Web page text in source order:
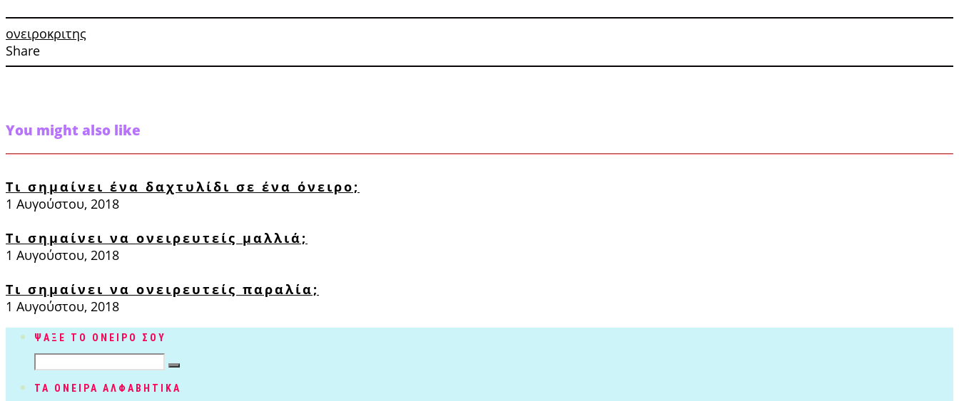
ονειροκριτης
Share
You might also like
Τι σημαίνει ένα δαχτυλίδι σε ένα όνειρο;
1 Αυγούστου, 2018
Τι σημαίνει να ονειρευτείς μαλλιά;
1 Αυγούστου, 2018
Τι σημαίνει να ονειρευτείς παραλία;
1 Αυγούστου, 2018
ΨΑΞΕ ΤΟ ΟΝΕΙΡΟ ΣΟΥ
ΤΑ ΟΝΕΙΡΑ ΑΛΦΑΒΗΤΙΚΑ